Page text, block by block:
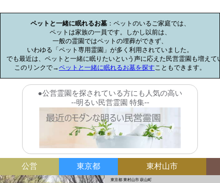
ペットと一緒に眠れるお墓：ペットのいるご家庭では、
ペットは家族の一員です。しかし以前は、
一般の霊園ではペットの埋葬ができず、
いわゆる「ペット専用霊園」が多く利用されていました。
でも最近は、ペットと一緒に眠りたいという声に応えた民営霊園も増えて
このリンクで→ペットと一緒に眠れるお墓を探すこともできます。
●公営霊園を探されている方にも人気の高い
--明るい民営霊園 特集--
公営 東京都 東村山市
東京都 東村山市 萩山町